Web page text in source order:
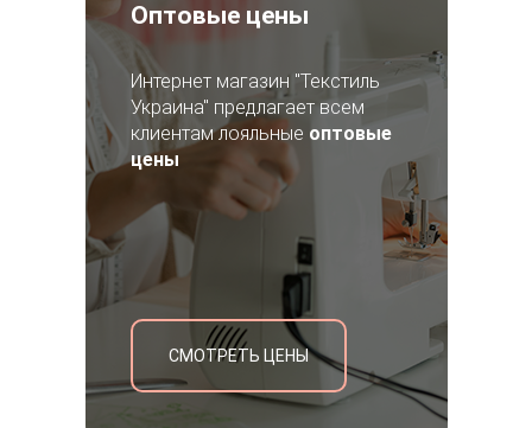
Оптовые цены
Интернет магазин "Текстиль
Украина" предлагает всем
клиентам лояльные оптовые
цены
СМОТРЕТЬ ЦЕНЫ